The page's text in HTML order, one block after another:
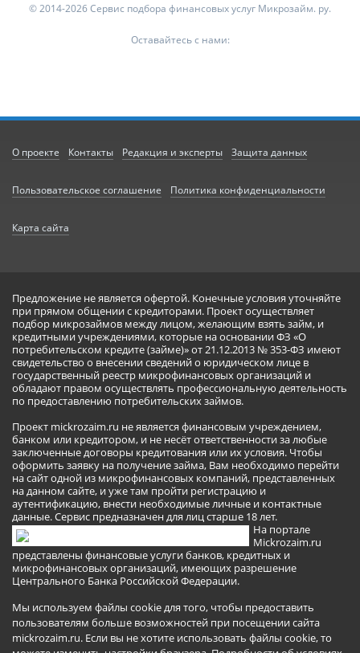
© 2014-2026 Сервис подбора финансовых услуг Микрозайм. ру.
Оставайтесь с нами:
О проекте Контакты Редакция и эксперты Защита данных
Пользовательское соглашение Политика конфиденциальности
Карта сайта
Предложение не является офертой. Конечные условия уточняйте
при прямом общении с кредиторами. Проект осуществляет
подбор микрозаймов между лицом, желающим взять займ, и
кредитными учреждениями, которые на основании ФЗ «О
потребительском кредите (займе)» от 21.12.2013 № 353-ФЗ имеют
свидетельство о внесении сведений о юридическом лице в
государственный реестр микрофинансовых организаций и
обладают правом осуществлять профессиональную деятельность
по предоставлению потребительских займов.
Проект mickrozaim.ru не является финансовым учреждением,
банком или кредитором, и не несёт ответственности за любые
заключенные договоры кредитования или их условия. Чтобы
оформить заявку на получение займа, Вам необходимо перейти
на сайт одной из микрофинансовых компаний, представленных
на данном сайте, и уже там пройти регистрацию и
аутентификацию, внести необходимые личные и контактные
данные. Сервис предназначен для лиц старше 18 лет.
На портале
Mickrozaim.ru
представлены финансовые услуги банков, кредитных и
микрофинансовых организаций, имеющих разрешение
Центрального Банка Российской Федерации.
Мы используем файлы cookie для того, чтобы предоставить
пользователям больше возможностей при посещении сайта
mickrozaim.ru. Если вы не хотите использовать файлы cookie, то